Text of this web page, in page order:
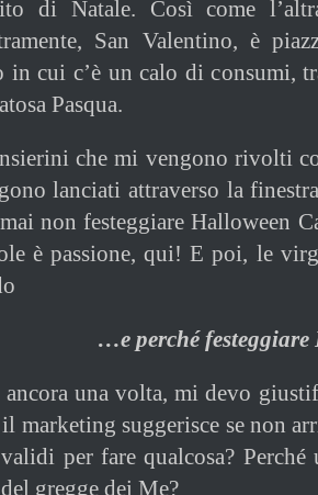
di Natale. Così come
San Valentino, è
in cui c’è un calo di consumi,
Pasqua.
che mi vengono rivolti
lanciati attraverso la
non festeggiare Halloween
è passione, qui! E poi, le
…e perché festeggiare
ancora una volta, mi devo
marketing suggerisce se non
per fare qualcosa? Perché
gregge dei Me?